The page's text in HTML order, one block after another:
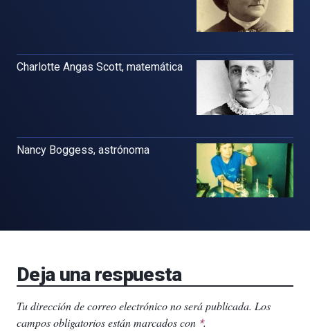
Charlotte Angas Scott, matemática
Nancy Boggess, astrónoma
Deja una respuesta
Tu dirección de correo electrónico no será publicada. Los
campos obligatorios están marcados con *.